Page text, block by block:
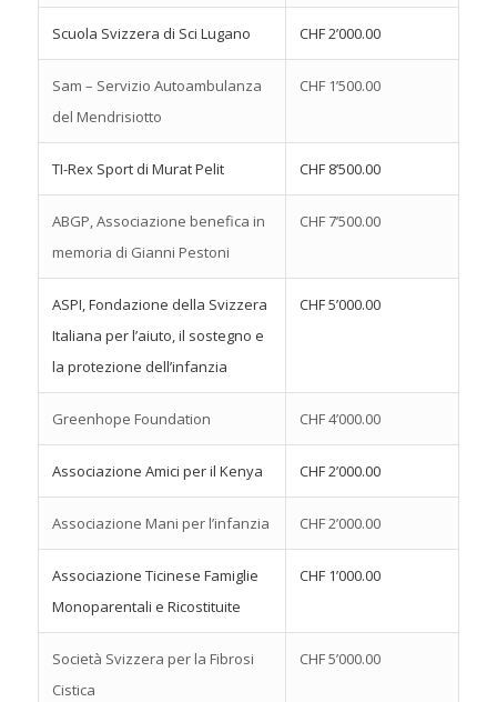
Scuola Svizzera di Sci Lugano CHF 2’000.00
Sam – Servizio Autoambulanza
del Mendrisiotto
CHF 1’500.00
TI-Rex Sport di Murat Pelit CHF 8’500.00
ABGP, Associazione benefica in
memoria di Gianni Pestoni
CHF 7’500.00
ASPI, Fondazione della Svizzera
Italiana per l’aiuto, il sostegno e
la protezione dell’infanzia
CHF 5’000.00
Greenhope Foundation CHF 4’000.00
Associazione Amici per il Kenya CHF 2’000.00
Associazione Mani per l’infanzia CHF 2’000.00
Associazione Ticinese Famiglie
Monoparentali e Ricostituite
CHF 1’000.00
Società Svizzera per la Fibrosi
Cistica
CHF 5’000.00